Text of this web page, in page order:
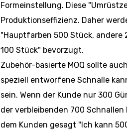
Formeinstellung. Diese
Produktionseffizienz. Daher
"Hauptfarben 500 Stück, andere
100 Stück" bevorzugt.
Zubehör-basierte MOQ sollte
speziell entworfene Schnalle
sein. Wenn der Kunde nur 300
der verbleibenden 700
dem Kunden gesagt "Ich kann